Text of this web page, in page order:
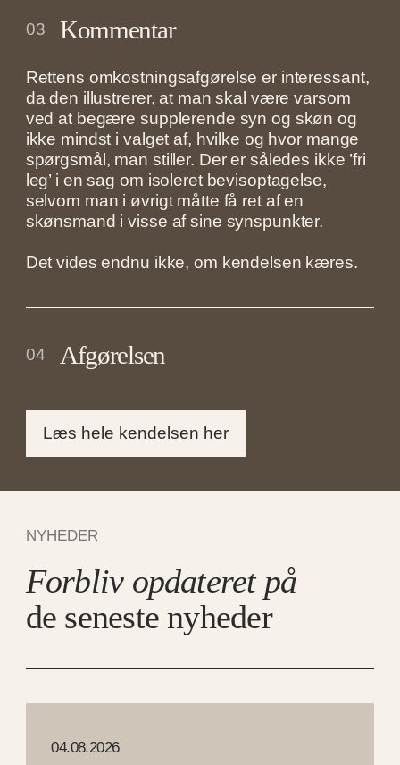
03 Kommentar
Rettens omkostningsafgørelse er interessant,
da den illustrerer, at man skal være varsom
ved at begære supplerende syn og skøn og
ikke mindst i valget af, hvilke og hvor mange
spørgsmål, man stiller. Der er således ikke ’fri
leg’ i en sag om isoleret bevisoptagelse,
selvom man i øvrigt måtte få ret af en
skønsmand i visse af sine synspunkter.
Det vides endnu ikke, om kendelsen kæres.
04 Afgørelsen
Læs hele kendelsen her
NYHEDER
Forbliv opdateret på
de seneste nyheder
04.08.2026